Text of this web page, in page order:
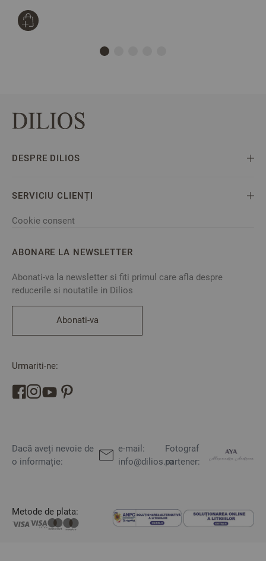
DESPRE DILIOS
SERVICIU CLIENȚI
Cookie consent
ABONARE LA NEWSLETTER
Abonati-va la newsletter si fiti primul care afla despre
reducerile si noutatile in Dilios
Abonati-va
Urmariti-ne:
Dacă aveți nevoie de
o informație:
e-mail:
info@dilios.ro
Fotograf
partener:
Metode de plata: